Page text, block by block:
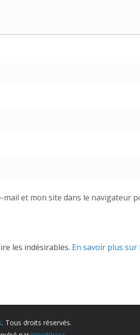
et mon site dans le navigateur
les indésirables. En savoir plus sur
. Tous droits réservés.